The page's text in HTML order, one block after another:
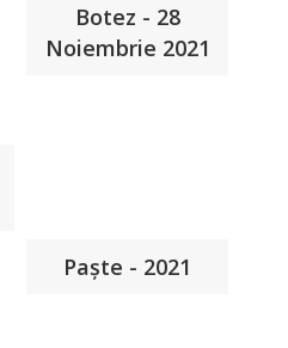
Botez - 28
Noiembrie 2021
Paște - 2021